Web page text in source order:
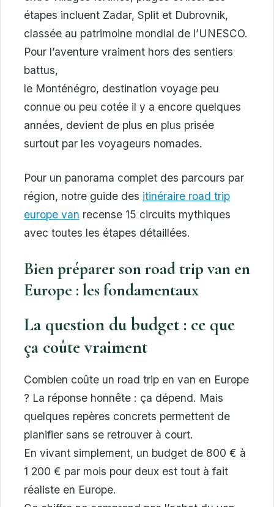
étapes incluent Zadar, Split et Dubrovnik,
classée au patrimoine mondial de l’UNESCO.
Pour l’aventure vraiment hors des sentiers
battus,
le Monténégro, destination voyage peu
connue ou peu cotée il y a encore quelques
années, devient de plus en plus prisée
surtout par les voyageurs nomades.
Pour un panorama complet des parcours par
région, notre guide des itinéraire road trip
europe van recense 15 circuits mythiques
avec toutes les étapes détaillées.
Bien préparer son road trip van en
Europe : les fondamentaux
La question du budget : ce que
ça coûte vraiment
Combien coûte un road trip en van en Europe
? La réponse honnête : ça dépend. Mais
quelques repères concrets permettent de
planifier sans se retrouver à court.
En vivant simplement, un budget de 800 € à
1 200 € par mois pour deux est tout à fait
réaliste en Europe.